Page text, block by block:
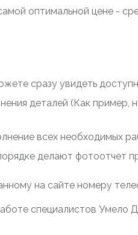
оптимальной цене -
сразу увидеть
деталей (Как
всех необходимых
делают фотоотчет
на сайте номеру
специалистов Умело